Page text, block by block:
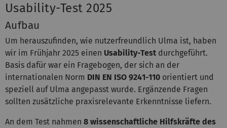
Usability-Test 2025
Aufbau
Um herauszufinden, wie nutzerfreundlich Ulma ist, haben
wir im Frühjahr 2025 einen Usability-Test durchgeführt.
Basis dafür war ein Fragebogen, der sich an der
internationalen Norm DIN EN ISO 9241-110 orientiert und
speziell auf Ulma angepasst wurde. Ergänzende Fragen
sollten zusätzliche praxisrelevante Erkenntnisse liefern.
An dem Test nahmen 8 wissenschaftliche Hilfskräfte des